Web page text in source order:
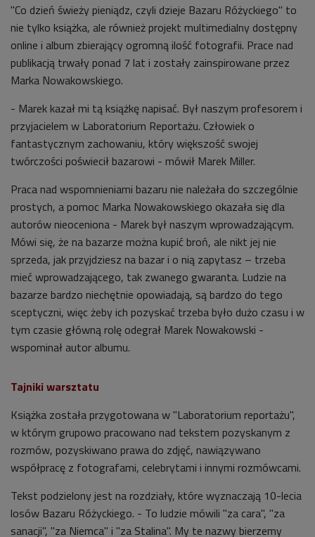
"Co dzień świeży pieniądz, czyli dzieje Bazaru Różyckiego" to
nie tylko książka, ale również projekt multimedialny dostępny
online i album zbierający ogromną ilość fotografii. Prace nad
publikacją trwały ponad 7 lat i zostały zainspirowane przez
Marka Nowakowskiego.
- Marek kazał mi tą książkę napisać. Był naszym profesorem i
przyjacielem w Laboratorium Reportażu. Człowiek o
fantastycznym zachowaniu, który większość swojej
twórczości poświecił bazarowi - mówił Marek Miller.
Praca nad wspomnieniami bazaru nie należała do szczególnie
prostych, a pomoc Marka Nowakowskiego okazała się dla
autorów nieoceniona - Marek był naszym wprowadzającym.
Mówi się, że na bazarze można kupić broń, ale nikt jej nie
sprzeda, jak przyjdziesz na bazar i o nią zapytasz – trzeba
mieć wprowadzającego, tak zwanego gwaranta. Ludzie na
bazarze bardzo niechętnie opowiadają, są bardzo do tego
sceptyczni, więc żeby ich pozyskać trzeba było dużo czasu i w
tym czasie główną rolę odegrał Marek Nowakowski -
wspominał autor albumu.
Tajniki warsztatu
Książka została przygotowana w "Laboratorium reportażu",
w którym grupowo pracowano nad tekstem pozyskanym z
rozmów, pozyskiwano prawa do zdjęć, nawiązywano
współpracę z fotografami, celebrytami i innymi rozmówcami.
Tekst podzielony jest na rozdziały, które wyznaczają 10-lecia
losów Bazaru Różyckiego. - To ludzie mówili "za cara", "za
sanacji", "za Niemca" i "za Stalina". My te nazwy bierzemy